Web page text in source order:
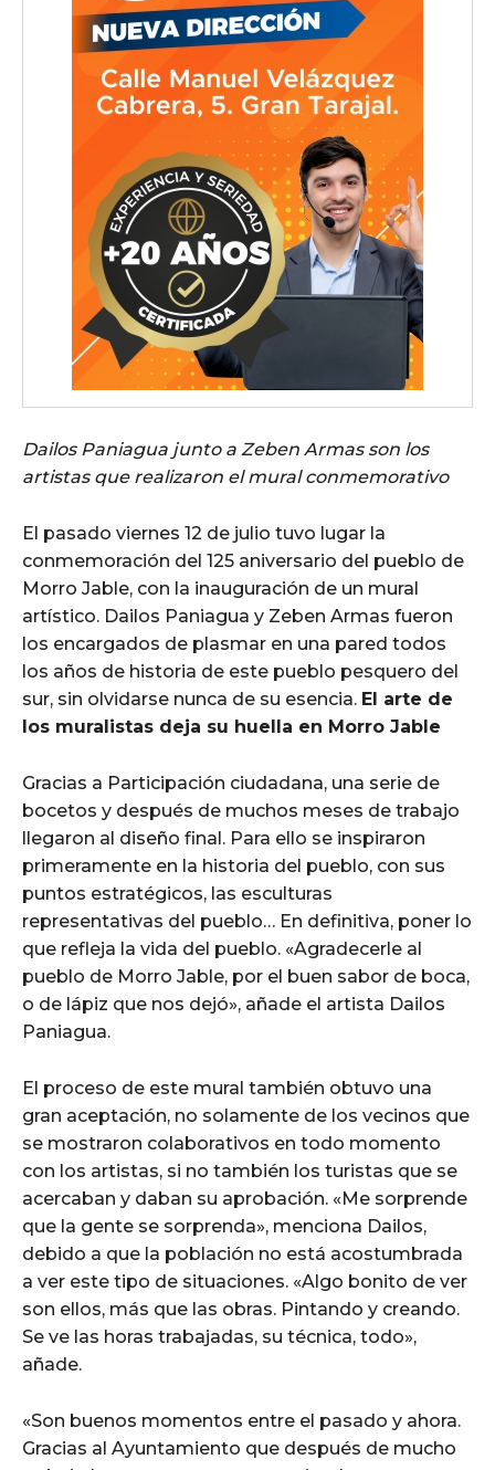
Dailos Paniagua junto a Zeben Armas son los
artistas que realizaron el mural conmemorativo
El pasado viernes 12 de julio tuvo lugar la
conmemoración del 125 aniversario del pueblo de
Morro Jable, con la inauguración de un mural
artístico. Dailos Paniagua y Zeben Armas fueron
los encargados de plasmar en una pared todos
los años de historia de este pueblo pesquero del
sur, sin olvidarse nunca de su esencia. El arte de
los muralistas deja su huella en Morro Jable
Gracias a Participación ciudadana, una serie de
bocetos y después de muchos meses de trabajo
llegaron al diseño final. Para ello se inspiraron
primeramente en la historia del pueblo, con sus
puntos estratégicos, las esculturas
representativas del pueblo… En definitiva, poner lo
que refleja la vida del pueblo. «Agradecerle al
pueblo de Morro Jable, por el buen sabor de boca,
o de lápiz que nos dejó», añade el artista Dailos
Paniagua.
El proceso de este mural también obtuvo una
gran aceptación, no solamente de los vecinos que
se mostraron colaborativos en todo momento
con los artistas, si no también los turistas que se
acercaban y daban su aprobación. «Me sorprende
que la gente se sorprenda», menciona Dailos,
debido a que la población no está acostumbrada
a ver este tipo de situaciones. «Algo bonito de ver
son ellos, más que las obras. Pintando y creando.
Se ve las horas trabajadas, su técnica, todo»,
añade.
«Son buenos momentos entre el pasado y ahora.
Gracias al Ayuntamiento que después de mucho